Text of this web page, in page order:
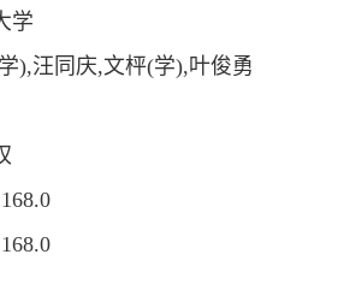
学
),汪同庆,文枰(学),叶俊勇